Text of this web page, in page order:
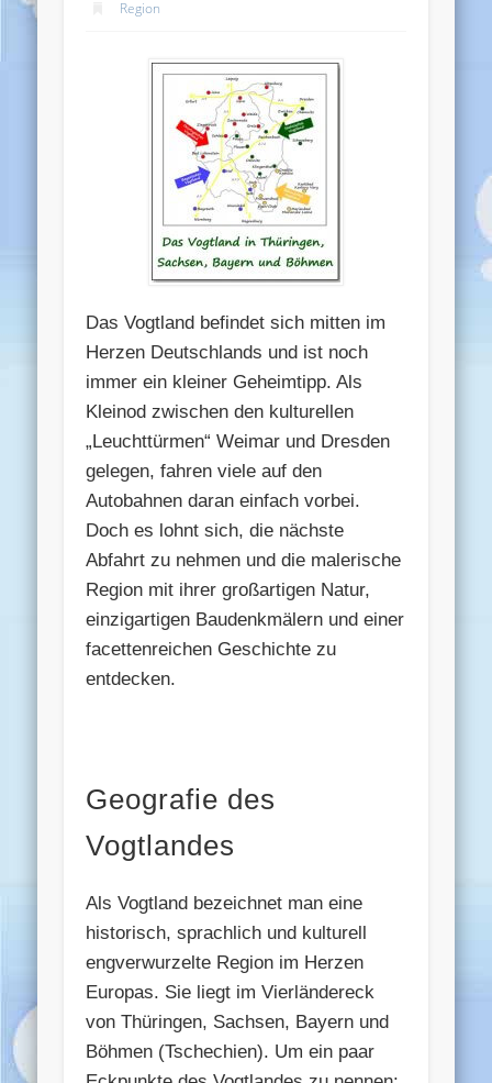
Region
Das Vogtland befindet sich mitten im
Herzen Deutschlands und ist noch
immer ein kleiner Geheimtipp. Als
Kleinod zwischen den kulturellen
„Leuchttürmen“ Weimar und Dresden
gelegen, fahren viele auf den
Autobahnen daran einfach vorbei.
Doch es lohnt sich, die nächste
Abfahrt zu nehmen und die malerische
Region mit ihrer großartigen Natur,
einzigartigen Baudenkmälern und einer
facettenreichen Geschichte zu
entdecken.
Geografie des
Vogtlandes
Als Vogtland bezeichnet man eine
historisch, sprachlich und kulturell
engverwurzelte Region im Herzen
Europas. Sie liegt im Vierländereck
von Thüringen, Sachsen, Bayern und
Böhmen (Tschechien). Um ein paar